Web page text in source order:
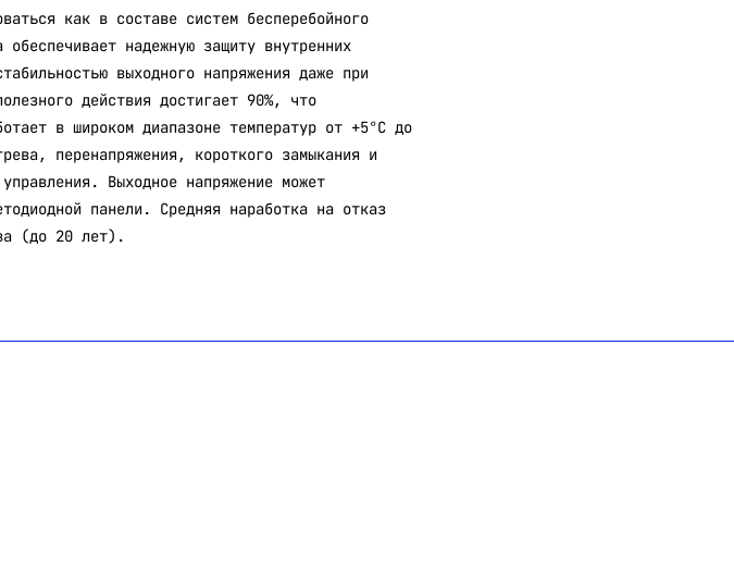
как в составе систем бесперебойного
надежную защиту внутренних
выходного напряжения даже при
действия достигает 90%, что
в широком диапазоне температур от +5°C до
перенапряжения, короткого замыкания и
Выходное напряжение может
панели. Средняя наработка на отказ
(до 20 лет).